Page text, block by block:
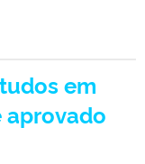
em
aprovado